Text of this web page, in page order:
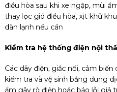
điều hòa sau khi xe ngập, mùi
thay lọc gió điều hòa, xịt khử
dàn lạnh nếu cần
Kiểm tra hệ thống điện nội
Các dây điện, giắc nối, cảm biến
kiểm tra và vệ sinh bằng dung
ẩm gây rò điện hoặc báo lỗi giả